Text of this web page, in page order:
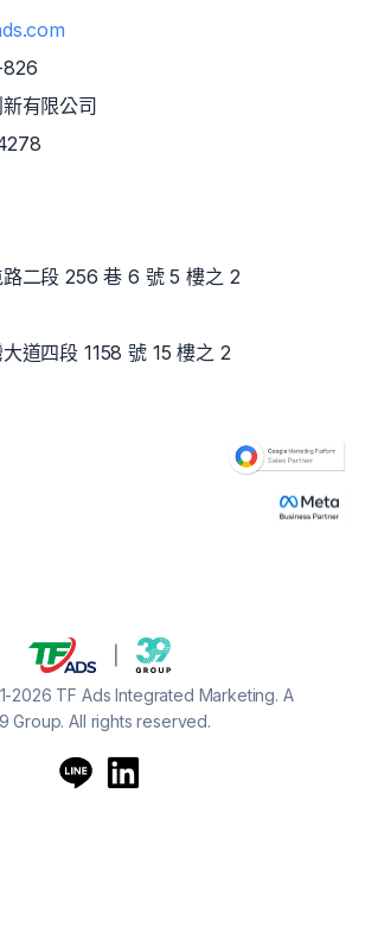
創新有限公司
路二段 256 巷 6 號 5 樓之 2
道四段 1158 號 15 樓之 2
2026 TF Ads Integrated Marketing. A
Group. All rights reserved.